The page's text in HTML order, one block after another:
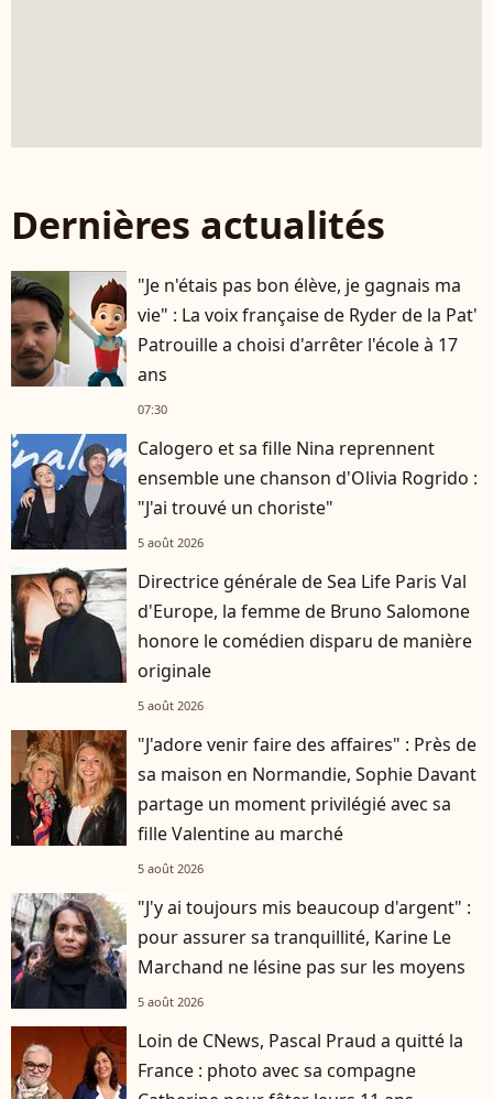
Dernières actualités
"Je n'étais pas bon élève, je gagnais ma
vie" : La voix française de Ryder de la Pat'
Patrouille a choisi d'arrêter l'école à 17
ans
07:30
Calogero et sa fille Nina reprennent
ensemble une chanson d'Olivia Rogrido :
"J'ai trouvé un choriste"
5 août 2026
Directrice générale de Sea Life Paris Val
d'Europe, la femme de Bruno Salomone
honore le comédien disparu de manière
originale
5 août 2026
"J'adore venir faire des affaires" : Près de
sa maison en Normandie, Sophie Davant
partage un moment privilégié avec sa
fille Valentine au marché
5 août 2026
"J'y ai toujours mis beaucoup d'argent" :
pour assurer sa tranquillité, Karine Le
Marchand ne lésine pas sur les moyens
5 août 2026
Loin de CNews, Pascal Praud a quitté la
France : photo avec sa compagne